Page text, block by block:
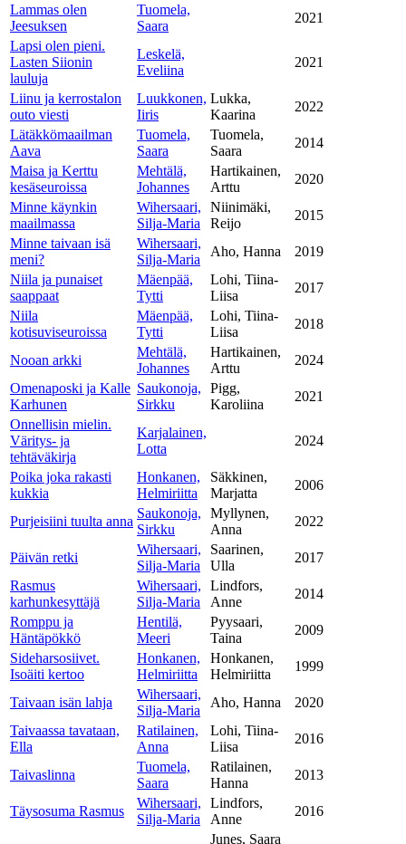
Lammas olen
Jeesuksen
Tuomela,
Saara
2021
Lapsi olen pieni.
Lasten Siionin
lauluja
Leskelä,
Eveliina
2021
Liinu ja kerrostalon
outo viesti
Luukkonen,
Iiris
Lukka,
Kaarina
2022
Lätäkkömaailman
Aava
Tuomela,
Saara
Tuomela,
Saara
2014
Maisa ja Kerttu
kesäseuroissa
Mehtälä,
Johannes
Hartikainen,
Arttu
2020
Minne käynkin
maailmassa
Wihersaari,
Silja-Maria
Niinimäki,
Reijo
2015
Minne taivaan isä
meni?
Wihersaari,
Silja-Maria
Aho, Hanna
2019
Niila ja punaiset
saappaat
Mäenpää,
Tytti
Lohi, Tiina-
Liisa
2017
Niila
kotisuviseuroissa
Mäenpää,
Tytti
Lohi, Tiina-
Liisa
2018
Nooan arkki
Mehtälä,
Johannes
Hartikainen,
Arttu
2024
Omenaposki ja Kalle
Karhunen
Saukonoja,
Sirkku
Pigg,
Karoliina
2021
Onnellisin mielin.
Väritys- ja
tehtäväkirja
Karjalainen,
Lotta
2024
Poika joka rakasti
kukkia
Honkanen,
Helmiriitta
Säkkinen,
Marjatta
2006
Purjeisiini tuulta anna
Saukonoja,
Sirkku
Myllynen,
Anna
2022
Päivän retki
Wihersaari,
Silja-Maria
Saarinen,
Ulla
2017
Rasmus
karhunkesyttäjä
Wihersaari,
Silja-Maria
Lindfors,
Anne
2014
Romppu ja
Häntäpökkö
Hentilä,
Meeri
Pyysaari,
Taina
2009
Sideharsosiivet.
Isoäiti kertoo
Honkanen,
Helmiriitta
Honkanen,
Helmiriitta
1999
Taivaan isän lahja
Wihersaari,
Silja-Maria
Aho, Hanna
2020
Taivaassa tavataan,
Ella
Ratilainen,
Anna
Lohi, Tiina-
Liisa
2016
Taivaslinna
Tuomela,
Saara
Ratilainen,
Hanna
2013
Täysosuma Rasmus
Wihersaari,
Silja-Maria
Lindfors,
Anne
2016
Junes, Saara